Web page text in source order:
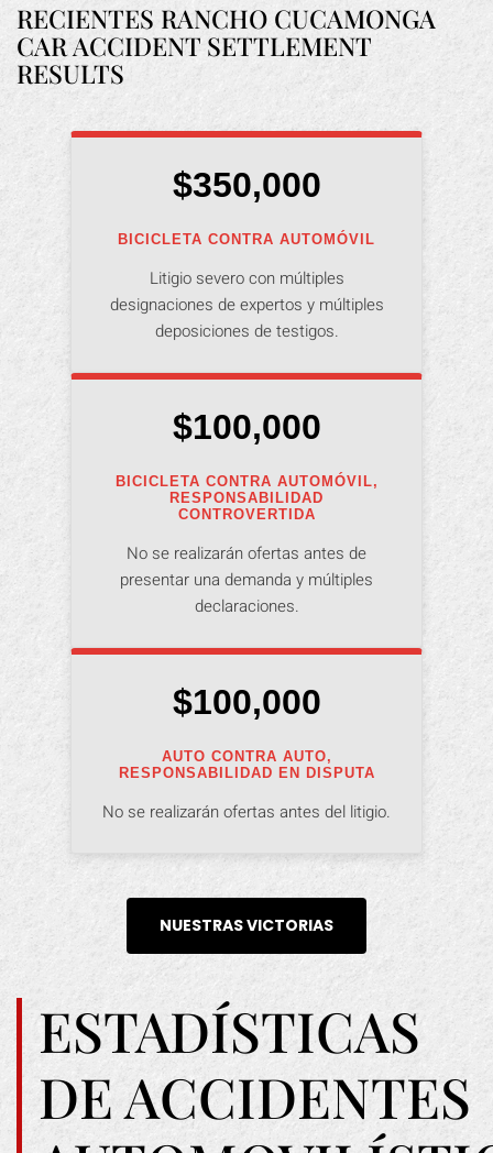
RECIENTES RANCHO CUCAMONGA
CAR ACCIDENT SETTLEMENT
RESULTS
$350,000
BICICLETA CONTRA AUTOMÓVIL
Litigio severo con múltiples
designaciones de expertos y múltiples
deposiciones de testigos.
$100,000
BICICLETA CONTRA AUTOMÓVIL,
RESPONSABILIDAD
CONTROVERTIDA
No se realizarán ofertas antes de
presentar una demanda y múltiples
declaraciones.
$100,000
AUTO CONTRA AUTO,
RESPONSABILIDAD EN DISPUTA
No se realizarán ofertas antes del litigio.
NUESTRAS VICTORIAS
ESTADÍSTICAS
DE ACCIDENTES